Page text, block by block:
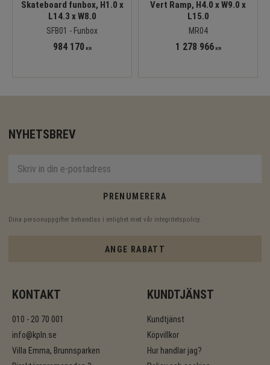
Skateboard funbox, H1.0 x
L14.3 x W8.0
SFB01 - Funbox
984 170KR
Vert Ramp, H4.0 x W9.0 x
L15.0
MR04
1 278 966KR
NYHETSBREV
PRENUMERERA
Dina personuppgifter behandlas i enlighet med vår integritetspolicy.
ANGE RABATT
KONTAKT
010 - 20 70 001
info@kpln.se
Villa Emma, Brunnsparken
KUNDTJÄNST
Kundtjänst
Köpvillkor
Hur handlar jag?